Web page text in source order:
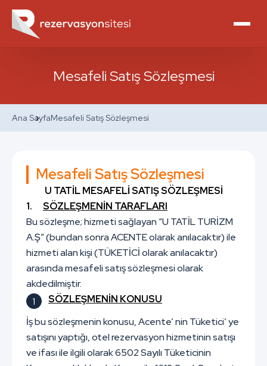
Mesafeli Satış Sözleşmesi
Ana SayfaMesafeli Satış Sözleşmesi
Mesafeli Satış Sözleşmesi
U TATİL MESAFELİ SATIŞ SÖZLEŞMESİ
1. SÖZLEŞMENİN TARAFLARI
Bu sözleşme; hizmeti sağlayan “U TATİL TURİZM
A.Ş” (bundan sonra ACENTE olarak anılacaktır) ile
hizmeti alan kişi (TÜKETİCİ olarak anılacaktır)
arasında mesafeli satış sözleşmesi olarak
akdedilmiştir.
SÖZLEŞMENİN KONUSU
İş bu sözleşmenin konusu, Acente’ nin Tüketici’ ye
satışını yaptığı, otel rezervasyon hizmetinin satışı
ve ifası ile ilgili olarak 6502 Sayılı Tüketicinin